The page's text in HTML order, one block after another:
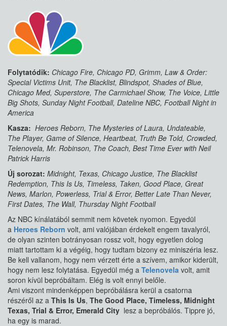
Folytatódik: Chicago Fire, Chicago PD, Grimm, Law & Order:
Special Victims Unit, The Blacklist, Blindspot, Shades of Blue,
Chicago Med, Superstore, The Carmichael Show, The Voice, Little
Big Shots, Sunday Night Football, Dateline NBC, Football Night in
America
Kasza: Heroes Reborn, The Mysteries of Laura, Undateable,
The Player, Game of Silence, Heartbeat, Truth Be Told, Crowded,
Telenovela, Mr. Robinson, The Coach, Best Time Ever with Neil
Patrick Harris
Új sorozat: Midnight, Texas, Chicago Justice, The Blacklist
Redemption, This Is Us, Timeless, Taken, Good Place, Great
News, Marlon, Powerless, Trial & Error, Better Late Than Never,
First Dates, The Wall, Thursday Night Football
Az NBC kínálatából semmit nem követek nyomon. Egyedül
a Heroes Reborn volt, ami valójában érdekelt engem tavalyról,
de olyan szinten botrányosan rossz volt, hogy egyetlen dolog
miatt tartottam ki a végéig, hogy tudtam bizony ez miniszéria lesz.
Be kell vallanom, hogy nem vérzett érte a szívem, amikor kiderült,
hogy nem lesz folytatása. Egyedül még a Telenovela volt, amit
soron kívül bepróbáltam. Elég is volt ennyi belőle.
Ami viszont mindenképpen bepróbálásra kerül a csatorna
részéről az a This Is Us, The Good Place, Timeless, Midnight
Texas, Trial & Error, Emerald City lesz a bepróbálós. Tippre jó,
ha egy is marad.